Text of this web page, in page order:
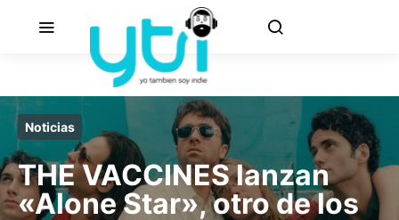
Noticias
THE VACCINES lanzan
«Alone Star», otro de los